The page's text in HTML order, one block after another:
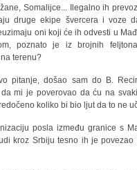
Somalijce... Ilegalno ih
druge ekipe švercera i voze
oni koji će ih odvesti u
poznato je iz brojnih
terenu?
pitanje, došao sam do B.
mi je poverovao da ću na
koliko bi bio ljut da to ne
posla između granice s
kroz Srbiju tesno ih je povezao